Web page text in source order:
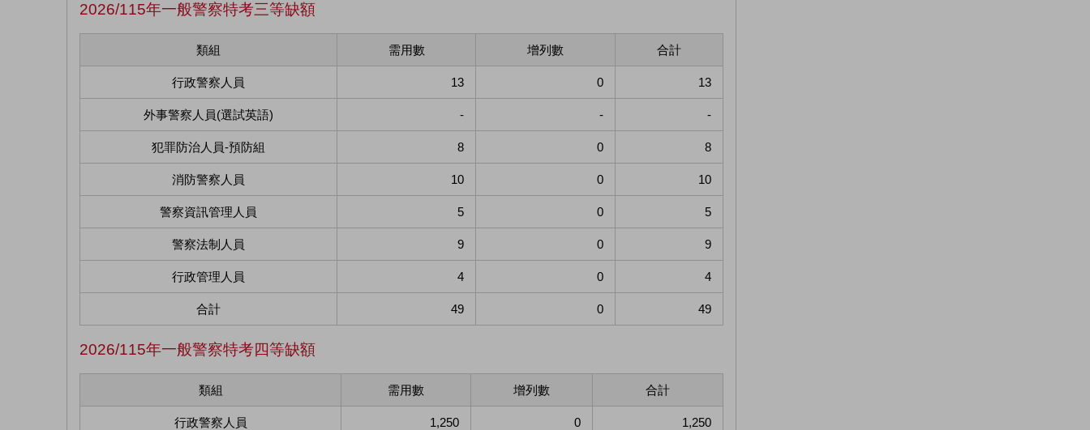
2026/115年一般警察特考三等缺額
類組 需用數 增列數 合計
行政警察人員 13 0 13
外事警察人員(選試英語) - - -
犯罪防治人員-預防組 8 0 8
消防警察人員 10 0 10
警察資訊管理人員 5 0 5
警察法制人員 9 0 9
行政管理人員 4 0 4
合計 49 0 49
2026/115年一般警察特考四等缺額
類組 需用數 增列數 合計
行政警察人員 1,250 0 1,250